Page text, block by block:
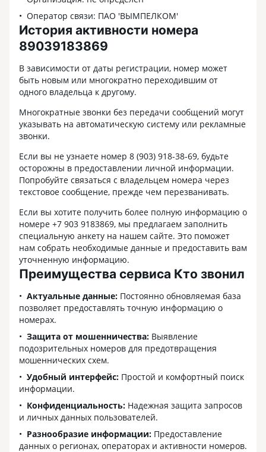
Оператор связи: ПАО 'ВЫМПЕЛКОМ'
История активности номера
89039183869
В зависимости от даты регистрации, номер может
быть новым или многократно переходившим от
одного владельца к другому.
Многократные звонки без передачи сообщений могут
указывать на автоматическую систему или рекламные
звонки.
Если вы не узнаете номер 8 (903) 918-38-69, будьте
осторожны в предоставлении личной информации.
Попробуйте связаться с владельцем номера через
текстовое сообщение, прежде чем перезванивать.
Если вы хотите получить более полную информацию о
номере +7 903 9183869, мы предлагаем заполнить
специальную анкету на нашем сайте. Это поможет
нам собрать необходимые данные и предоставить вам
уточненную информацию.
Преимущества сервиса Кто звонил
Актуальные данные: Постоянно обновляемая база
позволяет предоставлять точную информацию о
номерах.
Защита от мошенничества: Выявление
подозрительных номеров для предотвращения
мошеннических схем.
Удобный интерфейс: Простой и комфортный поиск
информации.
Конфиденциальность: Надежная защита запросов
и личных данных пользователей.
Разнообразие информации: Предоставление
данных о регионах, операторах и активности номеров.